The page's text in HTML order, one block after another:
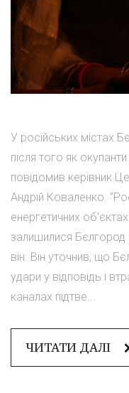
У російських містах
після того як
повідомив керівник
Андрій Коваленко.
енергетичних об'єктах
залишилися Бєлгород
він. Він уточнив, що
удари у відповідь і
каналах підтве...
ЧИТАТИ ДАЛІ